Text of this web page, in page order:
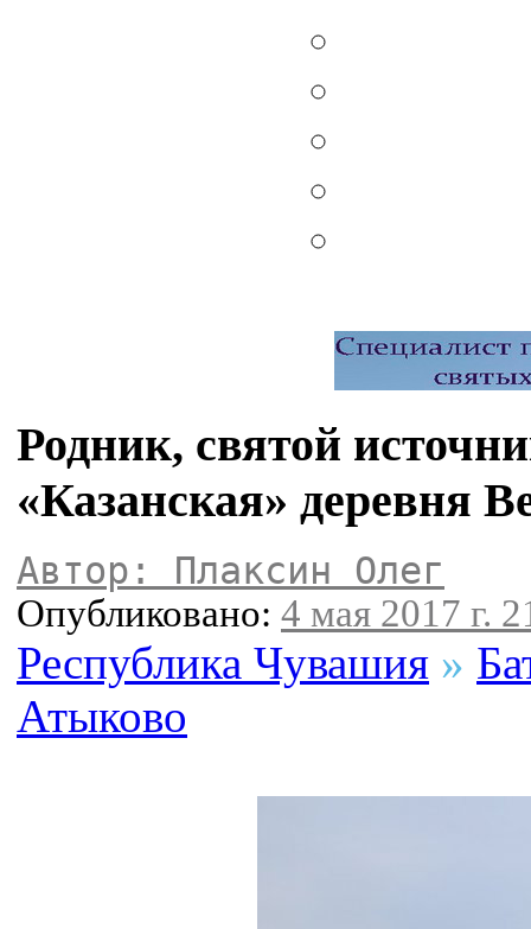
Родник, святой
«Казанская» деревня
Автор: Плаксин Олег
Опубликовано: 4 мая 2017 г.
Республика Чувашия »
Атыково